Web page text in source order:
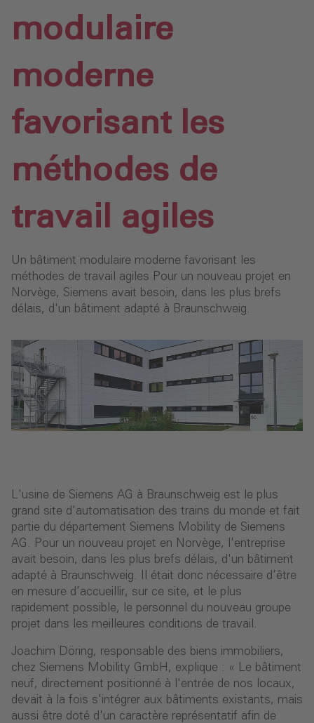
modulaire
moderne
favorisant les
méthodes de
travail agiles
Un bâtiment modulaire moderne favorisant les
méthodes de travail agiles Pour un nouveau projet en
Norvège, Siemens avait besoin, dans les plus brefs
délais, d'un bâtiment adapté à Braunschweig.
L'usine de Siemens AG à Braunschweig est le plus
grand site d'automatisation des trains du monde et fait
partie du département Siemens Mobility de Siemens
AG. Pour un nouveau projet en Norvège, l'entreprise
avait besoin, dans les plus brefs délais, d'un bâtiment
adapté à Braunschweig. Il était donc nécessaire d’être
en mesure d’accueillir, sur ce site, et le plus
rapidement possible, le personnel du nouveau groupe
projet dans les meilleures conditions de travail.
Joachim Döring, responsable des biens immobiliers,
chez Siemens Mobility GmbH, explique : « Le bâtiment
neuf, directement positionné à l'entrée de nos locaux,
devait à la fois s'intégrer aux bâtiments existants, mais
aussi être doté d'un caractère représentatif aﬁn de